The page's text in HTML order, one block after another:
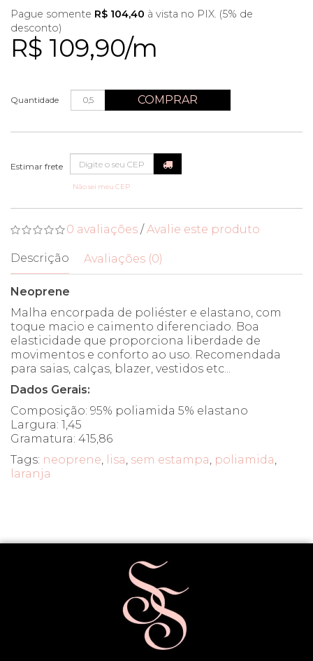
R$ 109,90/m
Pague somente R$ 104,40 à vista no PIX. (5% de
desconto)
Quantidade COMPRAR
Não sei meu CEP
0 avaliações /Avalie este produto
Descrição Avaliações (0)
Neoprene
Malha encorpada de poliéster e elastano, com
toque macio e caimento diferenciado. Boa
elasticidade que proporciona liberdade de
movimentos e conforto ao uso. Recomendada
para saias, calças, blazer, vestidos etc...
Dados Gerais:
Composição: 95% poliamida 5% elastano
Largura: 1,45
Gramatura: 415,86
Tags: neoprene, lisa, sem estampa, poliamida,
laranja